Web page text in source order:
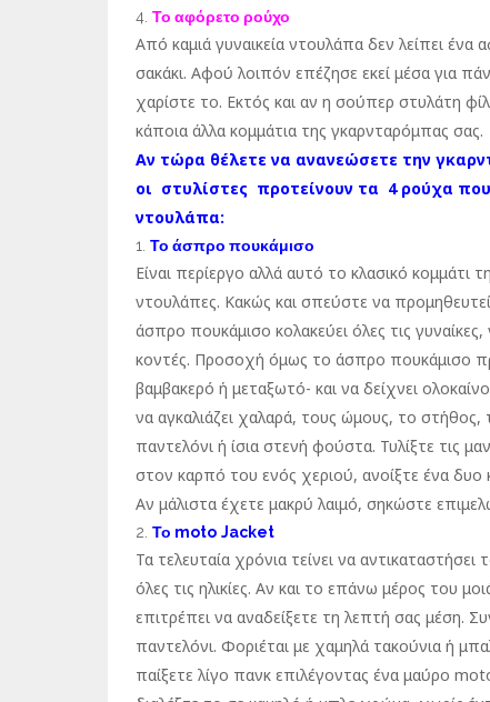
Το αφόρετο ρούχο
Από καμιά γυναικεία ντουλάπα δεν λείπει
σακάκι. Αφού λοιπόν επέζησε εκεί μέσα για
χαρίστε το. Εκτός και αν η σούπερ στυλάτη
κάποια άλλα κομμάτια της γκαρνταρόμπας σας.
Αν τώρα θέλετε να ανανεώσετε την
οι στυλίστες προτείνουν τα 4 ρούχα
ντουλάπα:
Το άσπρο πουκάμισο
Είναι περίεργο αλλά αυτό το κλασικό κομμάτι
ντουλάπες. Κακώς και σπεύστε να
άσπρο πουκάμισο κολακεύει όλες τις γυναίκες,
κοντές. Προσοχή όμως το άσπρο πουκάμισο
βαμβακερό ή μεταξωτό- και να δείχνει
να αγκαλιάζει χαλαρά, τους ώμους, το στήθος,
παντελόνι ή ίσια στενή φούστα. Τυλίξτε τις
στον καρπό του ενός χεριού, ανοίξτε ένα δυο
Αν μάλιστα έχετε μακρύ λαιμό, σηκώστε
Το moto Jacket
Τα τελευταία χρόνια τείνει να
όλες τις ηλικίες. Αν και το επάνω μέρος του
επιτρέπει να αναδείξετε τη λεπτή σας μέση.
παντελόνι. Φοριέται με χαμηλά τακούνια ή
παίξετε λίγο πανκ επιλέγοντας ένα μαύρο